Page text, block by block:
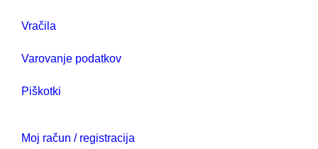
Vračila
Varovanje podatkov
Piškotki
Moj račun / registracija